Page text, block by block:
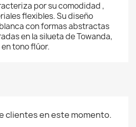
por su comodidad ,
flexibles. Su diseño
con formas abstractas
en la silueta de Towanda,
tono flúor.
clientes en este momento.